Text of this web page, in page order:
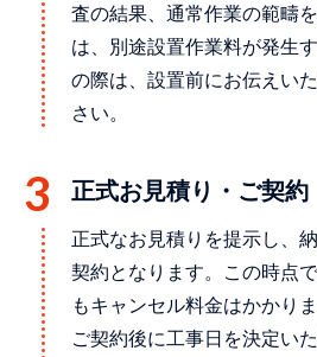
査の結果、通常作業の範疇
は、別途設置作業料が発生
の際は、設置前にお伝えい
さい。
正式お見積り・ご契約
正式なお見積りを提示し、
契約となります。この時点
もキャンセル料金はかかりま
ご契約後に工事日を決定いた